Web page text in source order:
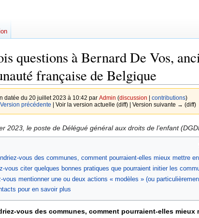
questions à Bernard De Vos,
française de Belgique
datée du 20 juillet 2023 à 10:42 par Admin (discussion contributions)
précédente | Voir la version actuelle (diff) | Version suivante → (diff)
2023, le poste de Délégué général aux droits de l’enfant
vous des communes, comment pourraient-elles mieux mettre
vous citer quelques bonnes pratiques que pourraient initier les
vous mentionner une ou deux actions « modèles » (ou
pour en savoir plus
vous des communes, comment pourraient-elles